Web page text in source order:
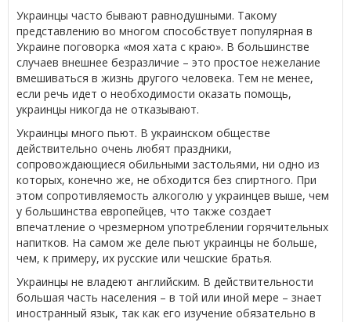
Украинцы часто бывают равнодушными. Такому
представлению во многом способствует популярная в
Украине поговорка «моя хата с краю». В большинстве
случаев внешнее безразличие – это простое нежелание
вмешиваться в жизнь другого человека. Тем не менее,
если речь идет о необходимости оказать помощь,
украинцы никогда не отказывают.
Украинцы много пьют. В украинском обществе
действительно очень любят праздники,
сопровождающиеся обильными застольями, ни одно из
которых, конечно же, не обходится без спиртного. При
этом сопротивляемость алкоголю у украинцев выше, чем
у большинства европейцев, что также создает
впечатление о чрезмерном употреблении горячительных
напитков. На самом же деле пьют украинцы не больше,
чем, к примеру, их русские или чешские братья.
Украинцы не владеют английским. В действительности
большая часть населения – в той или иной мере – знает
иностранный язык, так как его изучение обязательно в